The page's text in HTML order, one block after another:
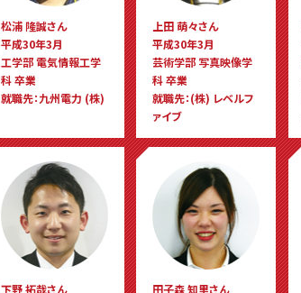
松浦 隆誠さん
平成30年3月
工学部 電気情報工学
科 卒業
就職先：九州電力 (株)
上田 萌々さん
平成30年3月
芸術学部 写真映像学
科 卒業
就職先：(株) レベルフ
ァイブ
下野 拓哉さん 田子森 知里さん